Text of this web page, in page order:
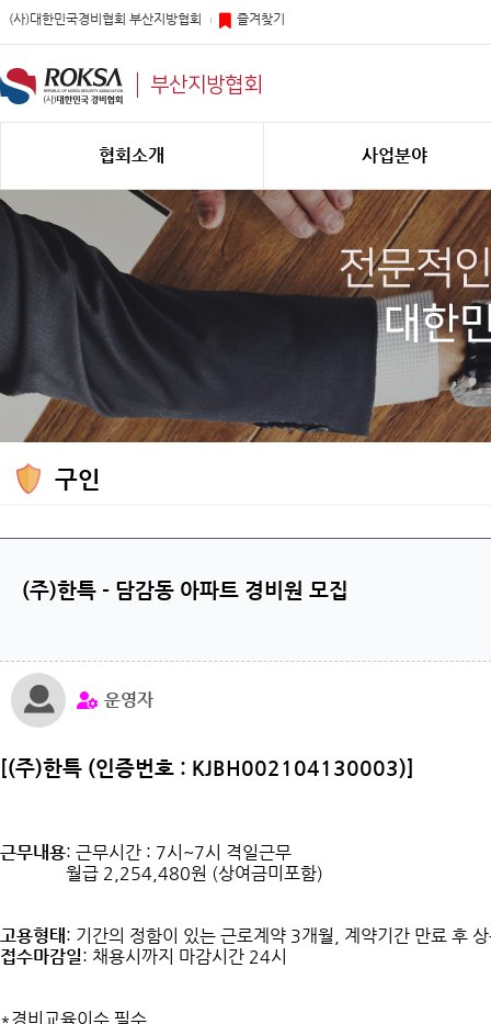
(사)대한민국경비협회 부산지방협회 즐겨찾기
부산지방협회
협회소개 사업분야
구인
(주)한특 - 담감동 아파트 경비원 모집
운영자
[(주)한특 (인증번호 : KJBH002104130003)]
근무내용: 근무시간 : 7시~7시 격일근무
월급 2,254,480원 (상여금미포함)
고용형태 : 기간의 정함이 있는 근로계약 3개월, 계약기간 만료 후
접수마감일: 채용시까지 마감시간 24시
*경비교육이수 필수